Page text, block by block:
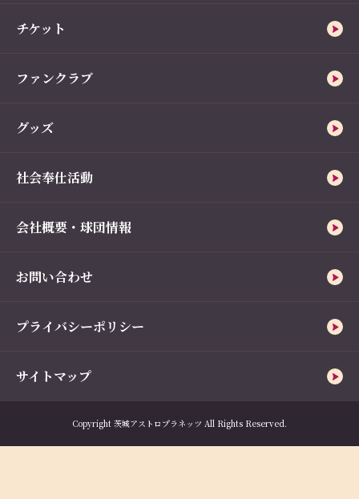
チケット
ファンクラブ
グッズ
社会奉仕活動
会社概要・球団情報
お問い合わせ
プライバシーポリシー
サイトマップ
Copyright 茨城アストロプラネッツ All Rights Reserved.